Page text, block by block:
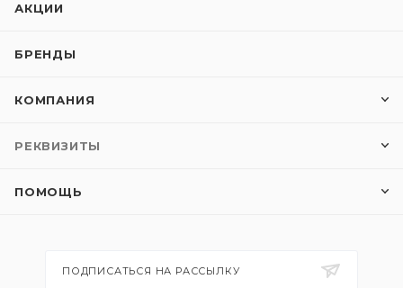
АКЦИИ
БРЕНДЫ
КОМПАНИЯ
РЕКВИЗИТЫ
ПОМОЩЬ
ПОДПИСАТЬСЯ НА РАССЫЛКУ